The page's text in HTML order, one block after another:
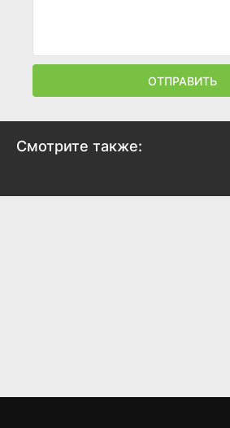
ОТПРАВИТЬ
Смотрите также: